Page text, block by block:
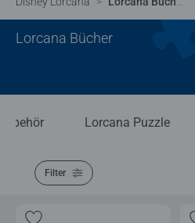
Lorcana Bücher
Lorcana Puzzle
Filter